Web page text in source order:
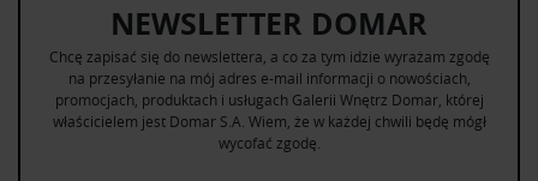
NEWSLETTER DOMAR
Chcę zapisać się do newslettera, a co za tym idzie wyrażam zgodę
na przesyłanie na mój adres e-mail informacji o nowościach,
promocjach, produktach i usługach Galerii Wnętrz Domar, której
właścicielem jest Domar S.A. Wiem, że w każdej chwili będę mógł
wycofać zgodę.